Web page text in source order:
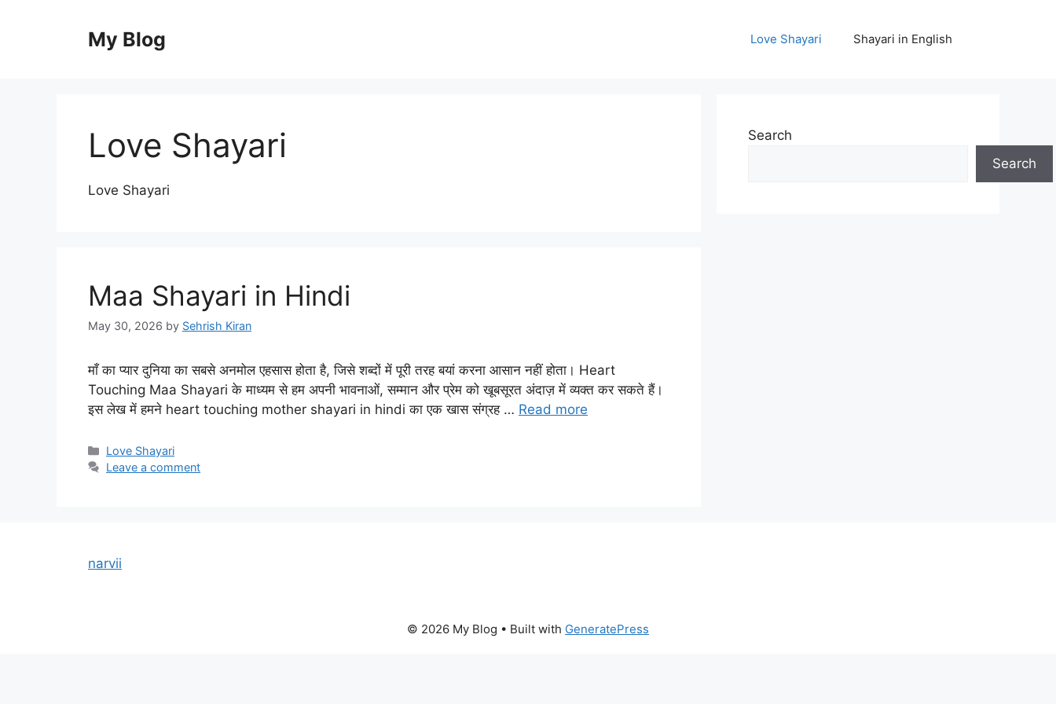
My Blog Love Shayari Shayari in English
Love Shayari
Love Shayari
Maa Shayari in Hindi
May 30, 2026 by Sehrish Kiran
माँ का प्यार दुनिया का सबसे अनमोल एहसास होता है, जिसे शब्दों में पूरी तरह बयां करना आसान नहीं होता। Heart
Touching Maa Shayari के माध्यम से हम अपनी भावनाओं, सम्मान और प्रेम को खूबसूरत अंदाज़ में व्यक्त कर सकते हैं।
इस लेख में हमने heart touching mother shayari in hindi का एक खास संग्रह … Read more
Categories
Love Shayari
Leave a comment
Search
Search
narvii
© 2026 My Blog • Built with GeneratePress